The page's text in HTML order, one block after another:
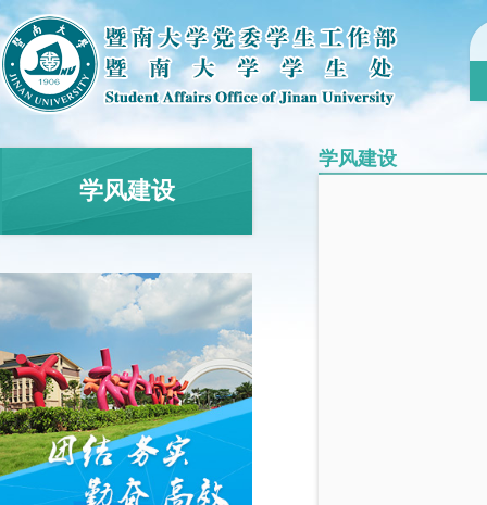
学风建设
学风建设